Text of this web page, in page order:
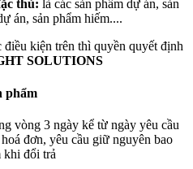
thù: là các sản phẩm dự án, sản
án, sản phẩm hiếm....
kiện trên thì quyền quyết định
SOLUTIONS
phẩm
vòng 3 ngày kể từ ngày yêu cầu
đơn, yêu cầu giữ nguyên bao
khi đổi trả